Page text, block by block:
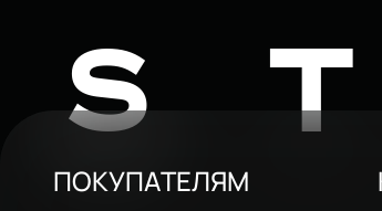
ПОКУПАТЕЛЯМ